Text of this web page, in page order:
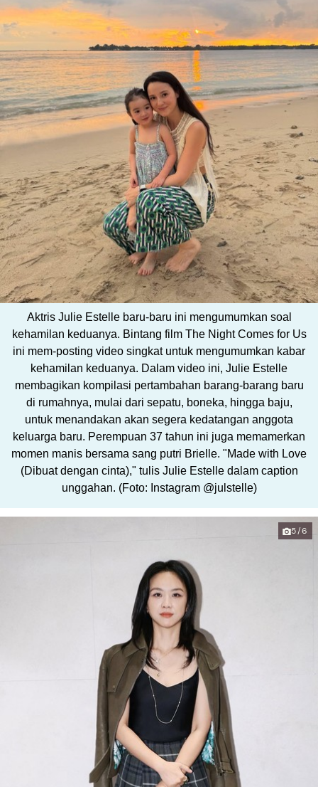
Aktris Julie Estelle baru-baru ini mengumumkan soal
kehamilan keduanya. Bintang film The Night Comes for Us
ini mem-posting video singkat untuk mengumumkan kabar
kehamilan keduanya. Dalam video ini, Julie Estelle
membagikan kompilasi pertambahan barang-barang baru
di rumahnya, mulai dari sepatu, boneka, hingga baju,
untuk menandakan akan segera kedatangan anggota
keluarga baru. Perempuan 37 tahun ini juga memamerkan
momen manis bersama sang putri Brielle. "Made with Love
(Dibuat dengan cinta)," tulis Julie Estelle dalam caption
unggahan. (Foto: Instagram @julstelle)
5/6